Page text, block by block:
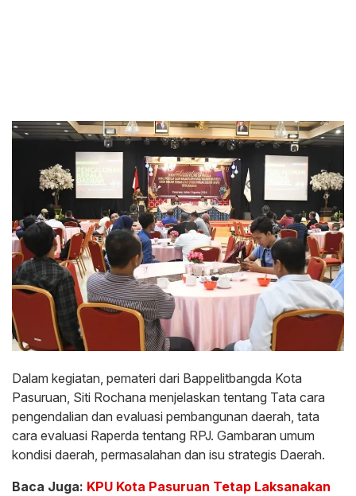
Dalam kegiatan, pemateri dari Bappelitbangda Kota
Pasuruan, Siti Rochana menjelaskan tentang Tata cara
pengendalian dan evaluasi pembangunan daerah, tata
cara evaluasi Raperda tentang RPJ. Gambaran umum
kondisi daerah, permasalahan dan isu strategis Daerah.
Baca Juga: KPU Kota Pasuruan Tetap Laksanakan